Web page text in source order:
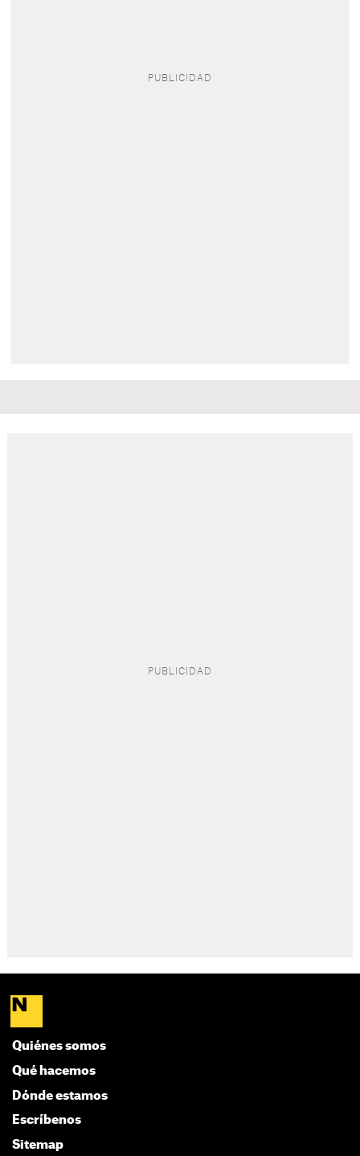
Quiénes somos
Qué hacemos
Dónde estamos
Escríbenos
Sitemap